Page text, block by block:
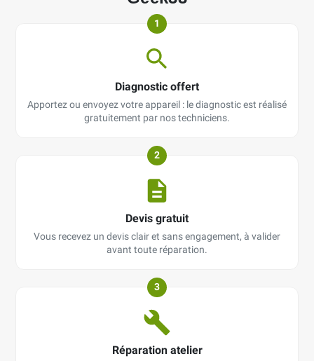
1
Diagnostic offert
Apportez ou envoyez votre appareil : le diagnostic est réalisé
gratuitement par nos techniciens.
2
Devis gratuit
Vous recevez un devis clair et sans engagement, à valider
avant toute réparation.
3
Réparation atelier